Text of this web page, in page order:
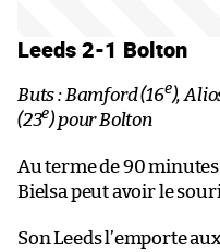
Leeds 2-1 Bolton
Buts : Bamford (16e),
(23e) pour Bolton
Au terme de 90
Bielsa peut avoir le
Son Leeds l’emporte